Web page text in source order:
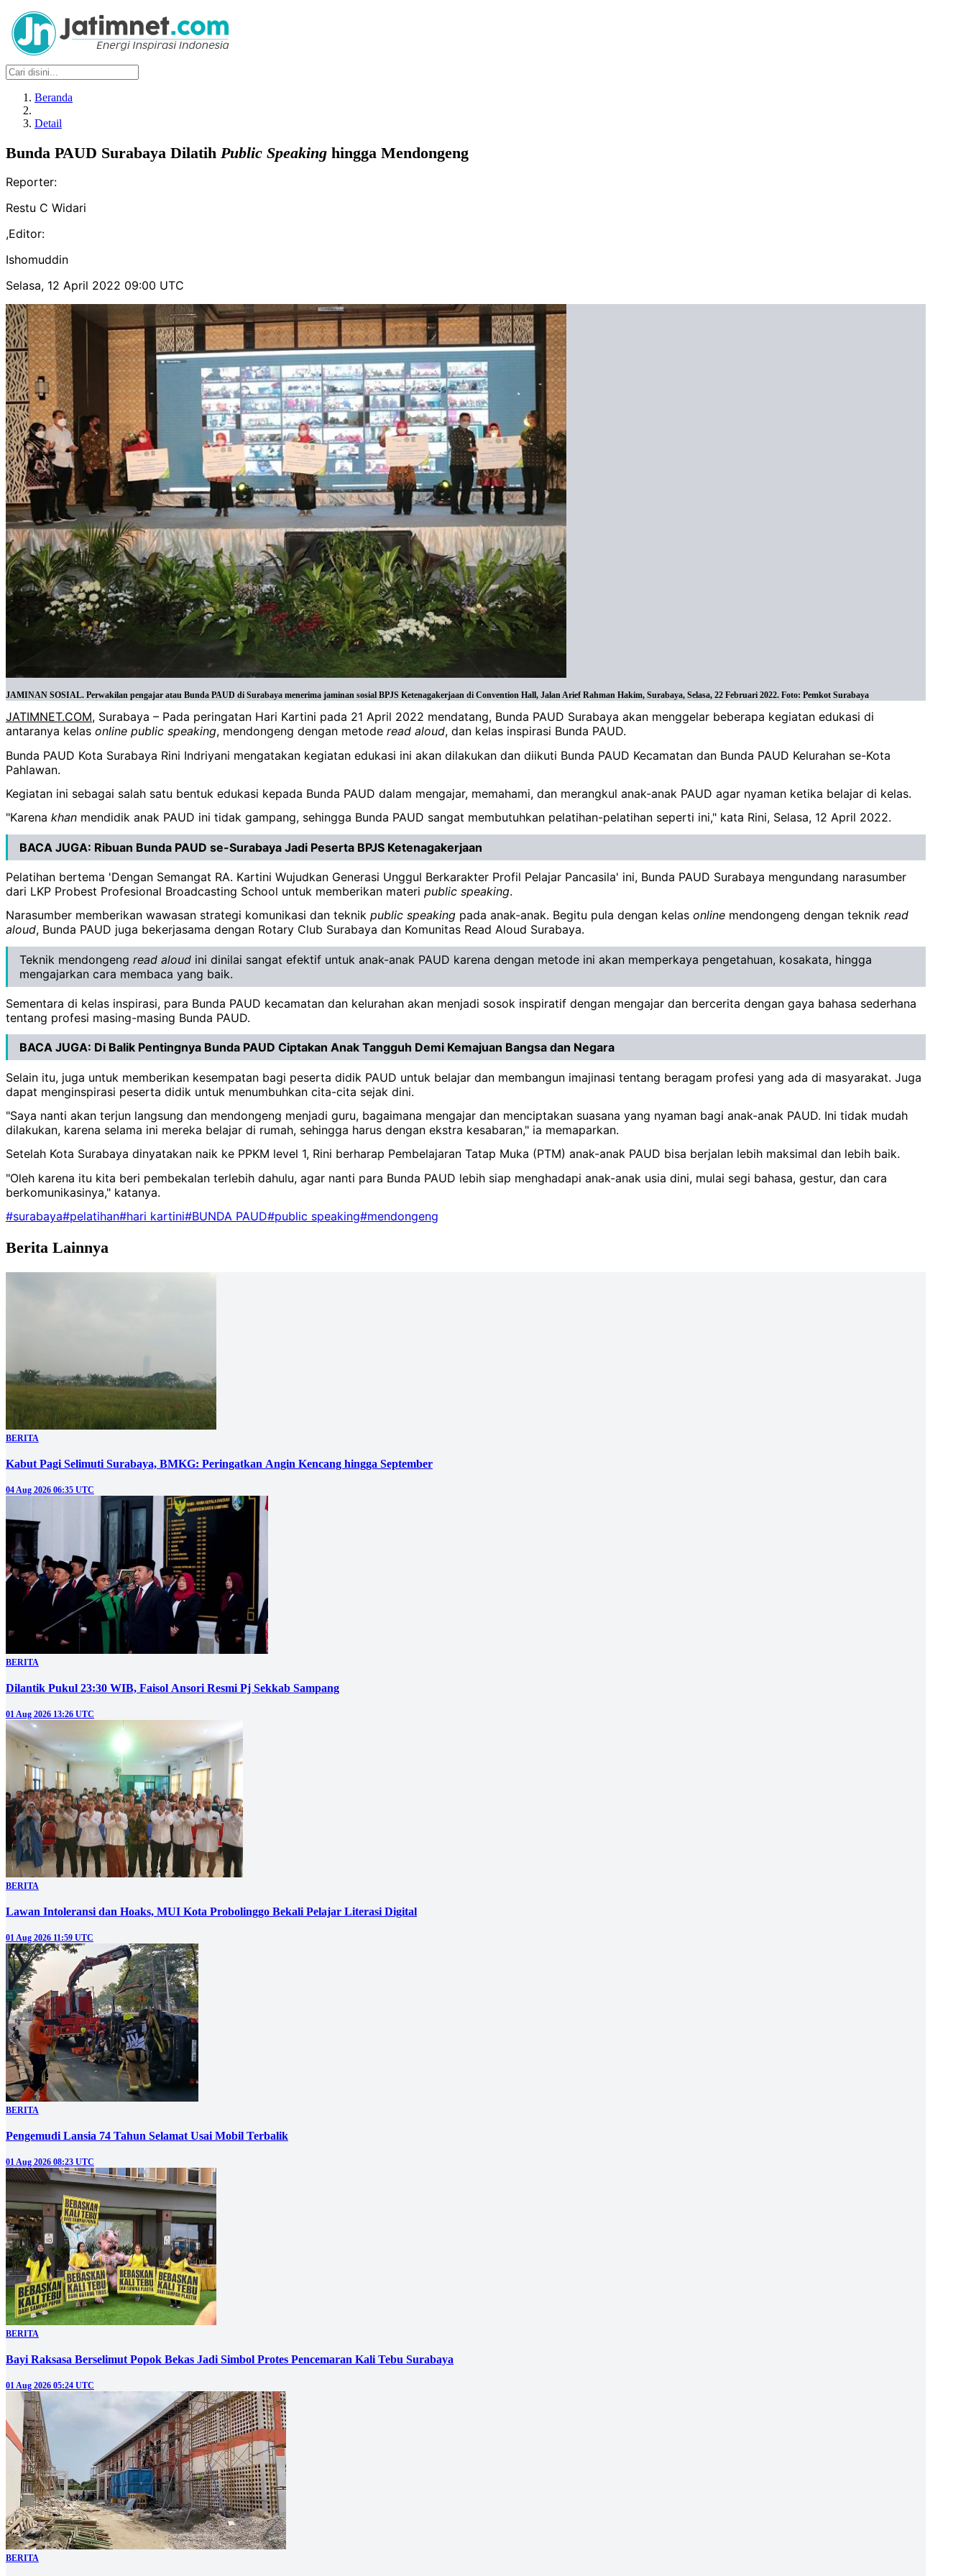
Beranda
Detail
Bunda PAUD Surabaya Dilatih Public Speaking hingga Mendongeng
Reporter:
Restu C Widari
,Editor:
Ishomuddin
Selasa, 12 April 2022 09:00 UTC
JAMINAN SOSIAL. Perwakilan pengajar atau Bunda PAUD di Surabaya menerima jaminan sosial BPJS Ketenagakerjaan di Convention Hall, Jalan Arief Rahman Hakim, Surabaya, Selasa, 22 Februari 2022. Foto: Pemkot Surabaya
JATIMNET.COM, Surabaya – Pada peringatan Hari Kartini pada 21 April 2022 mendatang, Bunda PAUD Surabaya akan menggelar beberapa kegiatan edukasi di
antaranya kelas online public speaking, mendongeng dengan metode read aloud, dan kelas inspirasi Bunda PAUD.
Bunda PAUD Kota Surabaya Rini Indriyani mengatakan kegiatan edukasi ini akan dilakukan dan diikuti Bunda PAUD Kecamatan dan Bunda PAUD Kelurahan se-Kota
Pahlawan.
Kegiatan ini sebagai salah satu bentuk edukasi kepada Bunda PAUD dalam mengajar, memahami, dan merangkul anak-anak PAUD agar nyaman ketika belajar di kelas.
"Karena khan mendidik anak PAUD ini tidak gampang, sehingga Bunda PAUD sangat membutuhkan pelatihan-pelatihan seperti ini," kata Rini, Selasa, 12 April 2022.
BACA JUGA: Ribuan Bunda PAUD se-Surabaya Jadi Peserta BPJS Ketenagakerjaan
Pelatihan bertema 'Dengan Semangat RA. Kartini Wujudkan Generasi Unggul Berkarakter Profil Pelajar Pancasila' ini, Bunda PAUD Surabaya mengundang narasumber
dari LKP Probest Profesional Broadcasting School untuk memberikan materi public speaking.
Narasumber memberikan wawasan strategi komunikasi dan teknik public speaking pada anak-anak. Begitu pula dengan kelas online mendongeng dengan teknik read
aloud, Bunda PAUD juga bekerjasama dengan Rotary Club Surabaya dan Komunitas Read Aloud Surabaya.
Teknik mendongeng read aloud ini dinilai sangat efektif untuk anak-anak PAUD karena dengan metode ini akan memperkaya pengetahuan, kosakata, hingga
mengajarkan cara membaca yang baik.
Sementara di kelas inspirasi, para Bunda PAUD kecamatan dan kelurahan akan menjadi sosok inspiratif dengan mengajar dan bercerita dengan gaya bahasa sederhana
tentang profesi masing-masing Bunda PAUD.
BACA JUGA: Di Balik Pentingnya Bunda PAUD Ciptakan Anak Tangguh Demi Kemajuan Bangsa dan Negara
Selain itu, juga untuk memberikan kesempatan bagi peserta didik PAUD untuk belajar dan membangun imajinasi tentang beragam profesi yang ada di masyarakat. Juga
dapat menginspirasi peserta didik untuk menumbuhkan cita-cita sejak dini.
"Saya nanti akan terjun langsung dan mendongeng menjadi guru, bagaimana mengajar dan menciptakan suasana yang nyaman bagi anak-anak PAUD. Ini tidak mudah
dilakukan, karena selama ini mereka belajar di rumah, sehingga harus dengan ekstra kesabaran," ia memaparkan.
Setelah Kota Surabaya dinyatakan naik ke PPKM level 1, Rini berharap Pembelajaran Tatap Muka (PTM) anak-anak PAUD bisa berjalan lebih maksimal dan lebih baik.
"Oleh karena itu kita beri pembekalan terlebih dahulu, agar nanti para Bunda PAUD lebih siap menghadapi anak-anak usia dini, mulai segi bahasa, gestur, dan cara
berkomunikasinya," katanya.
#surabaya#pelatihan#hari kartini#BUNDA PAUD#public speaking#mendongeng
Berita Lainnya
BERITA
Kabut Pagi Selimuti Surabaya, BMKG: Peringatkan Angin Kencang hingga September
04 Aug 2026 06:35 UTC
BERITA
Dilantik Pukul 23:30 WIB, Faisol Ansori Resmi Pj Sekkab Sampang
01 Aug 2026 13:26 UTC
BERITA
‎Lawan Intoleransi dan Hoaks, MUI Kota Probolinggo Bekali Pelajar Literasi Digital
01 Aug 2026 11:59 UTC
BERITA
Pengemudi Lansia 74 Tahun Selamat Usai Mobil Terbalik
01 Aug 2026 08:23 UTC
BERITA
Bayi Raksasa Berselimut Popok Bekas Jadi Simbol Protes Pencemaran Kali Tebu Surabaya
01 Aug 2026 05:24 UTC
BERITA